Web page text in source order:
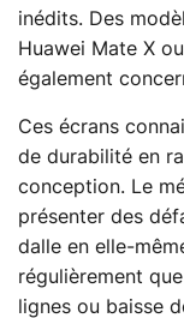
inédits. Des
Huawei Mate X
également
Ces écrans
de durabilité en
conception. Le
présenter des
dalle en elle-
régulièrement
lignes ou baisse